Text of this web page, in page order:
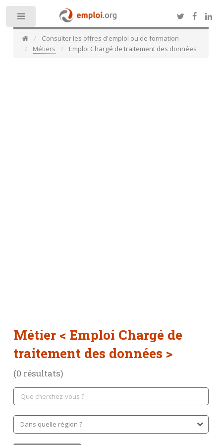
Consulter les offres d'emploi ou de formation
Métiers
Emploi Chargé de traitement des données
Métier < Emploi Chargé de
traitement des données >
(0 résultats)
Toggle